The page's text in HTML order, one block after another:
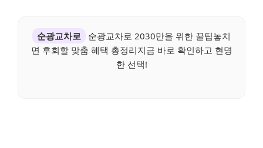
순광교차로
순광교차로 2030만을 위한 꿀팁놓치
면 후회할 맞춤 혜택 총정리지금 바로 확인하고 현명
한 선택!